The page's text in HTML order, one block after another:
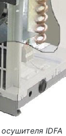
IDFA